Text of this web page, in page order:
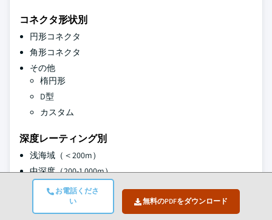
お電話くださ
い
無料のPDFをダウンロード
コネクタ形状別
円形コネクタ
角形コネクタ
その他
楕円形
D型
カスタム
深度レーティング別
浅海域（＜200m）
中深度（200-1,000m）
深海域（1,000-3,000m）
超深海域（＞3,000m / ＞10,000m）